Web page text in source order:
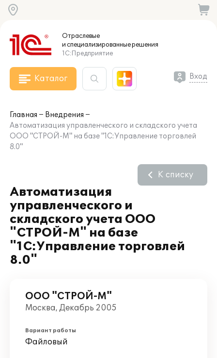
Отраслевые
и специализированныерешения
1С:Предприятие
Каталог Вход
Главная
Внедрения
Автоматизация управленческого и складского учета
ООО "СТРОЙ-М" на базе "1С:Управление торговлей
8.0"
Автоматизация
управленческого и
складского учета ООО
"СТРОЙ-М" на базе
"1С:Управление торговлей
8.0"
К списку
ООО "СТРОЙ-М"
Москва, Декабрь 2005
Вариант работы
Файловый